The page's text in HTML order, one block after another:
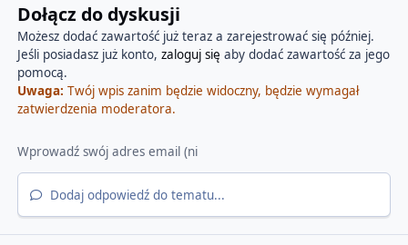
Dołącz do dyskusji
Możesz dodać zawartość już teraz a zarejestrować się później.
Jeśli posiadasz już konto, zaloguj się aby dodać zawartość za jego
pomocą.
Uwaga: Twój wpis zanim będzie widoczny, będzie wymagał
zatwierdzenia moderatora.
Dodaj odpowiedź do tematu...